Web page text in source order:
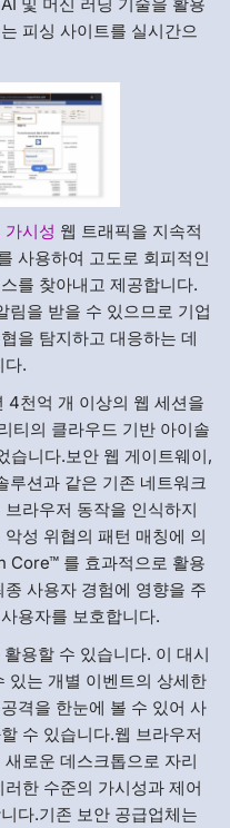
피싱 사이트를 실시간으
가시성 웹 트래픽을 지속적
사용하여 고도로 회피적인
를 찾아내고 제공합니다.
림을 받을 수 있으므로 기업
을 탐지하고 대응하는 데
다.
4천억 개 이상의 웹 세션을
티의 클라우드 기반 아이솔
습니다.보안 웹 게이트웨이,
루션과 같은 기존 네트워크
라우저 동작을 인식하지
성 위협의 패턴 매칭에 의
Core™ 를 효과적으로 활용
사용자 경험에 영향을 주
용자를 보호합니다.
용할 수 있습니다. 이 대시
있는 개별 이벤트의 상세한
격을 한눈에 볼 수 있어 사
수 있습니다.웹 브라우저
로운 데스크톱으로 자리
한 수준의 가시성과 제어
다.기존 보안 공급업체는